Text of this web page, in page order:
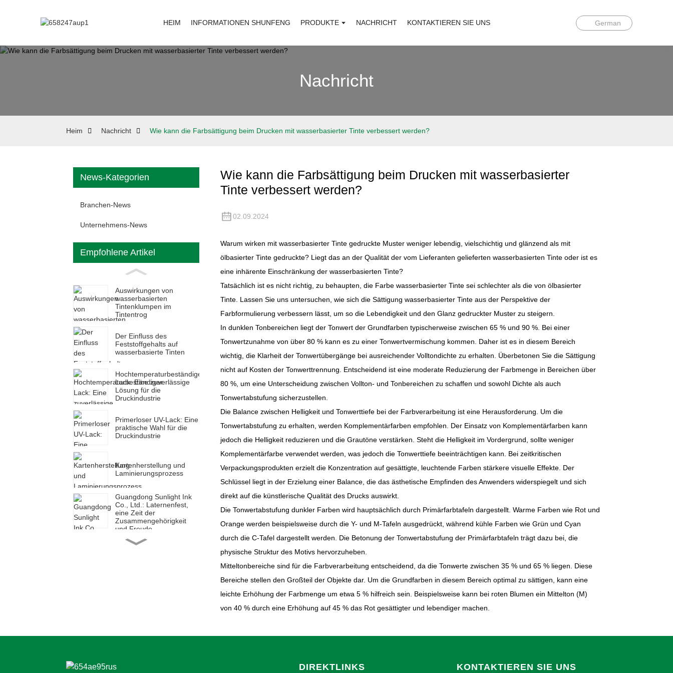
HEIM INFORMATIONEN SHUNFENG PRODUKTE NACHRICHT KONTAKTIEREN SIE UNS German
Nachricht
Heim Nachricht Wie kann die Farbsättigung beim Drucken mit wasserbasierter Tinte verbessert werden?
News-Kategorien
Branchen-News
Unternehmens-News
Empfohlene Artikel
Auswirkungen von
wasserbasierten
Tintenklumpen im
Tintentrog
Der Einfluss des
Feststoffgehalts auf
wasserbasierte Tinten
Hochtemperaturbeständiger
Lack: Eine zuverlässige
Lösung für die
Druckindustrie
Primerloser UV-Lack: Eine
praktische Wahl für die
Druckindustrie
Kartenherstellung und
Laminierungsprozess
Guangdong Sunlight Ink
Co., Ltd.: Laternenfest,
eine Zeit der
Zusammengehörigkeit
und Freude
Guangdong Sunlight Ink
Co., Ltd.: Um Mitternacht
Guangdong Sunlight Ink
Wie kann die Farbsättigung beim Drucken mit wasserbasierter
Tinte verbessert werden?
02.09.2024
Warum wirken mit wasserbasierter Tinte gedruckte Muster weniger lebendig, vielschichtig und glänzend als mit
ölbasierter Tinte gedruckte? Liegt das an der Qualität der vom Lieferanten gelieferten wasserbasierten Tinte oder ist es
eine inhärente Einschränkung der wasserbasierten Tinte?
Tatsächlich ist es nicht richtig, zu behaupten, die Farbe wasserbasierter Tinte sei schlechter als die von ölbasierter
Tinte. Lassen Sie uns untersuchen, wie sich die Sättigung wasserbasierter Tinte aus der Perspektive der
Farbformulierung verbessern lässt, um so die Lebendigkeit und den Glanz gedruckter Muster zu steigern.
In dunklen Tonbereichen liegt der Tonwert der Grundfarben typischerweise zwischen 65 % und 90 %. Bei einer
Tonwertzunahme von über 80 % kann es zu einer Tonwertvermischung kommen. Daher ist es in diesem Bereich
wichtig, die Klarheit der Tonwertübergänge bei ausreichender Volltondichte zu erhalten. Überbetonen Sie die Sättigung
nicht auf Kosten der Tonwerttrennung. Entscheidend ist eine moderate Reduzierung der Farbmenge in Bereichen über
80 %, um eine Unterscheidung zwischen Vollton- und Tonbereichen zu schaffen und sowohl Dichte als auch
Tonwertabstufung sicherzustellen.
Die Balance zwischen Helligkeit und Tonwerttiefe bei der Farbverarbeitung ist eine Herausforderung. Um die
Tonwertabstufung zu erhalten, werden Komplementärfarben empfohlen. Der Einsatz von Komplementärfarben kann
jedoch die Helligkeit reduzieren und die Grautöne verstärken. Steht die Helligkeit im Vordergrund, sollte weniger
Komplementärfarbe verwendet werden, was jedoch die Tonwerttiefe beeinträchtigen kann. Bei zeitkritischen
Verpackungsprodukten erzielt die Konzentration auf gesättigte, leuchtende Farben stärkere visuelle Effekte. Der
Schlüssel liegt in der Erzielung einer Balance, die das ästhetische Empfinden des Anwenders widerspiegelt und sich
direkt auf die künstlerische Qualität des Drucks auswirkt.
Die Tonwertabstufung dunkler Farben wird hauptsächlich durch Primärfarbtafeln dargestellt. Warme Farben wie Rot und
Orange werden beispielsweise durch die Y- und M-Tafeln ausgedrückt, während kühle Farben wie Grün und Cyan
durch die C-Tafel dargestellt werden. Die Betonung der Tonwertabstufung der Primärfarbtafeln trägt dazu bei, die
physische Struktur des Motivs hervorzuheben.
Mitteltonbereiche sind für die Farbverarbeitung entscheidend, da die Tonwerte zwischen 35 % und 65 % liegen. Diese
Bereiche stellen den Großteil der Objekte dar. Um die Grundfarben in diesem Bereich optimal zu sättigen, kann eine
leichte Erhöhung der Farbmenge um etwa 5 % hilfreich sein. Beispielsweise kann bei roten Blumen ein Mittelton (M)
von 40 % durch eine Erhöhung auf 45 % das Rot gesättigter und lebendiger machen.
DIREKTLINKS KONTAKTIEREN SIE UNS